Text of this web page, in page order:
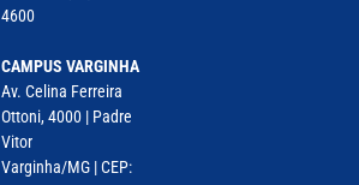
4600
CAMPUS VARGINHA
Av. Celina Ferreira
Ottoni, 4000 | Padre
Vitor
Varginha/MG | CEP: